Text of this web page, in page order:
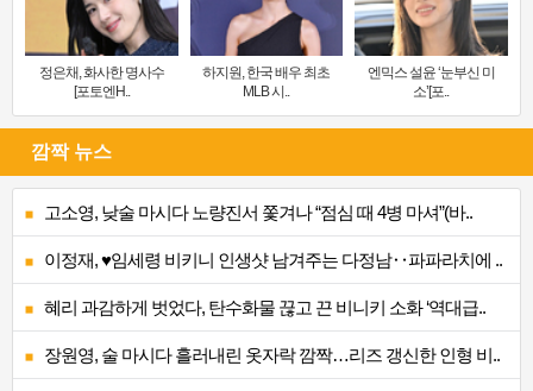
정은채, 화사한 명사수
[포토엔H..
하지원, 한국 배우 최초
MLB 시..
엔믹스 설윤 ‘눈부신 미
소’[포..
깜짝 뉴스
고소영, 낮술 마시다 노량진서 쫓겨나 “점심 때 4병 마셔”(바..
이정재, ♥임세령 비키니 인생샷 남겨주는 다정남‥파파라치에 ..
혜리 과감하게 벗었다, 탄수화물 끊고 끈 비니키 소화 ‘역대급..
장원영, 술 마시다 흘러내린 옷자락 깜짝…리즈 갱신한 인형 비..